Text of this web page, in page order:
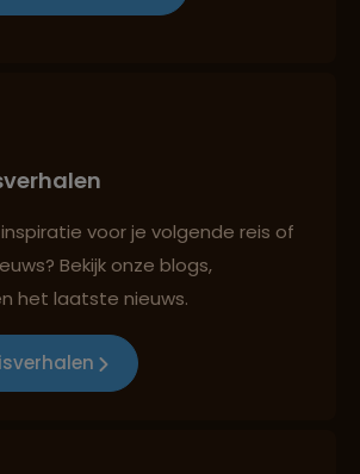
en deskundig reisadvies
reisroutes
voor je volgende reis of
Bekijk onze blogs,
het laatste nieuws.